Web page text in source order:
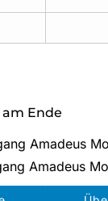
Ende
Amadeus
Amadeus